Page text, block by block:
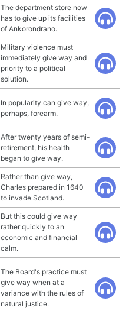
The department store now
has to give up its facilities
of Ankorondrano.
Military violence must
immediately give way and
priority to a political
solution.
In popularity can give way,
perhaps, forearm.
After twenty years of semi-
retirement, his health
began to give way.
Rather than give way,
Charles prepared in 1640
to invade Scotland.
But this could give way
rather quickly to an
economic and financial
calm.
The Board's practice must
give way when at a
variance with the rules of
natural justice.